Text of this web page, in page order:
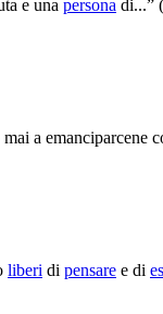
e una persona di...”
a emanciparcene
liberi di pensare e di